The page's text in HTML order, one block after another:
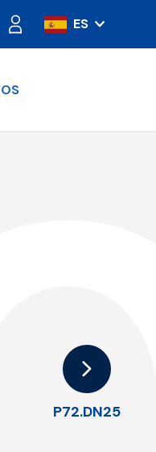
ES
IT
DE
P72.DN25